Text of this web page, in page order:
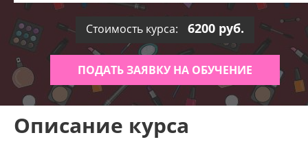
Стоимость курса: 6200 руб.
ПОДАТЬ ЗАЯВКУ НА ОБУЧЕНИЕ
Описание курса